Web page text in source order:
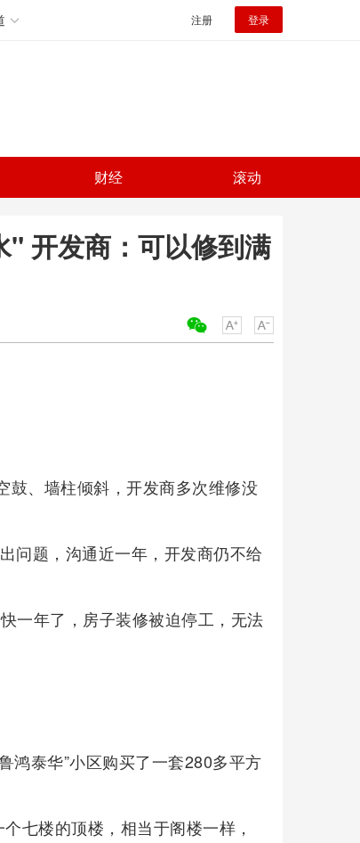
注册 登录
财经 滚动
开发商：可以修到满
鼓、墙柱倾斜，开发商多次维修没
问题，沟通近一年，开发商仍不给
一年了，房子装修被迫停工，无法
鸿泰华”小区购买了一套280多平方
七楼的顶楼，相当于阁楼一样，